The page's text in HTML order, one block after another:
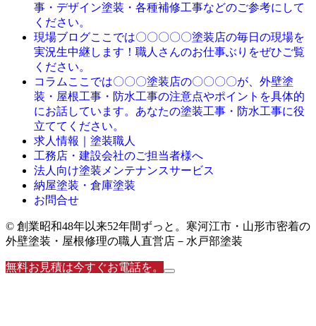
事・デザイン塗装・各種補修工事などのご参考にして
ください。
現場ブログここでは〇〇〇〇〇塗装店の毎日の現場を
実況生中継します！職人さんのお仕事ぶりをぜひご覧
ください。
コラム ここでは〇〇〇塗装店の〇〇〇〇が、外壁塗
装・屋根工事・防水工事の注意点やポイントを具体的
にお話しています。あなたの塗装工事・防水工事に役
立ててください。
求人情報｜塗装職人
工務店・建設会社のご担当者様へ
法人向け塗装メンテナンスサービス
納屋塗装・倉庫塗装
お問合せ
© 創業昭和48年以来52年間ずっと。寒河江市・山形市密着の
外壁塗装・屋根修理の職人直営店－水戸部塗装
無料お見積は今すぐお電話を。